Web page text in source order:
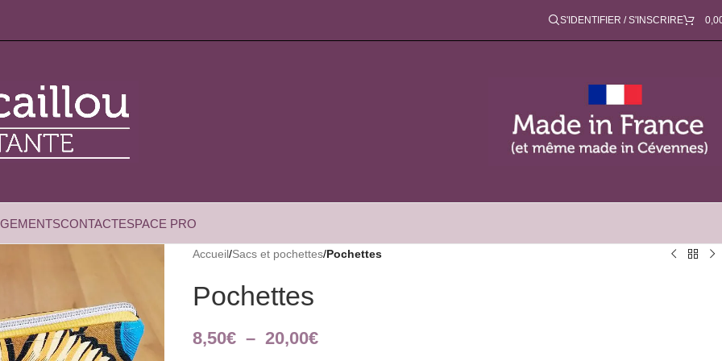
S'IDENTIFIER / S'INSCRIRE
CONTACTESPACE PRO
Accueil/Sacs et pochettes/Pochettes
Pochettes
8,50€ – 20,00€